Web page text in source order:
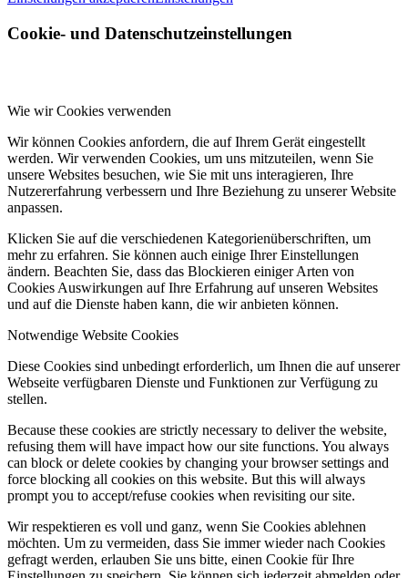
Cookie- und Datenschutzeinstellungen
Wie wir Cookies verwenden
Wir können Cookies anfordern, die auf Ihrem Gerät eingestellt
werden. Wir verwenden Cookies, um uns mitzuteilen, wenn Sie
unsere Websites besuchen, wie Sie mit uns interagieren, Ihre
Nutzererfahrung verbessern und Ihre Beziehung zu unserer Website
anpassen.
Klicken Sie auf die verschiedenen Kategorienüberschriften, um
mehr zu erfahren. Sie können auch einige Ihrer Einstellungen
ändern. Beachten Sie, dass das Blockieren einiger Arten von
Cookies Auswirkungen auf Ihre Erfahrung auf unseren Websites
und auf die Dienste haben kann, die wir anbieten können.
Notwendige Website Cookies
Diese Cookies sind unbedingt erforderlich, um Ihnen die auf unserer
Webseite verfügbaren Dienste und Funktionen zur Verfügung zu
stellen.
Because these cookies are strictly necessary to deliver the website,
refusing them will have impact how our site functions. You always
can block or delete cookies by changing your browser settings and
force blocking all cookies on this website. But this will always
prompt you to accept/refuse cookies when revisiting our site.
Wir respektieren es voll und ganz, wenn Sie Cookies ablehnen
möchten. Um zu vermeiden, dass Sie immer wieder nach Cookies
gefragt werden, erlauben Sie uns bitte, einen Cookie für Ihre